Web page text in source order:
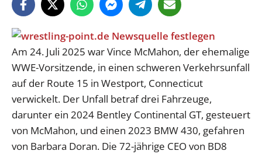
Am 24. Juli 2025 war Vince McMahon, der ehemalige
WWE-Vorsitzende, in einen schweren Verkehrsunfall
auf der Route 15 in Westport, Connecticut
verwickelt. Der Unfall betraf drei Fahrzeuge,
darunter ein 2024 Bentley Continental GT, gesteuert
von McMahon, und einen 2023 BMW 430, gefahren
von Barbara Doran. Die 72-jährige CEO von BD8